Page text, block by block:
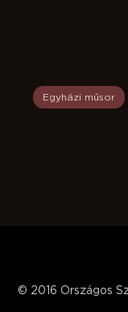
Egyházi műsor
© 2016 Országos